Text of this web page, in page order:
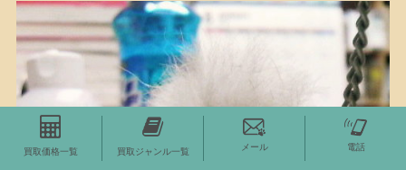
買取価格一覧 買取ジャンル一覧 メール 電話